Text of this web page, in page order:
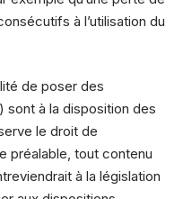
à l’utilisation du
de poser des
sont à la disposition des
le droit de
préalable, tout contenu
à la législation